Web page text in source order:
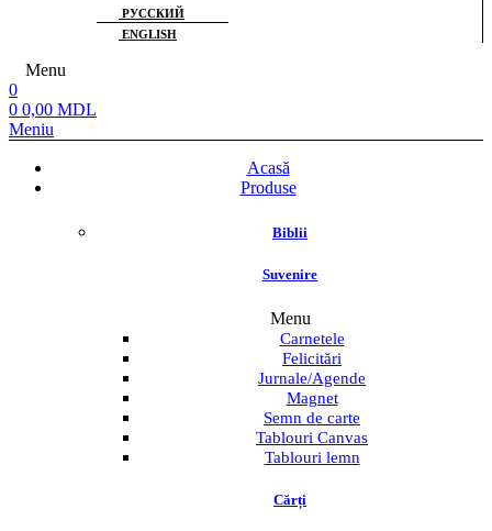
РУССКИЙ
ENGLISH
Menu
0
0 0,00 MDL
Meniu
Acasă
Produse
Biblii
Suvenire
Menu
Carnetele
Felicitări
Jurnale/Agende
Magnet
Semn de carte
Tablouri Canvas
Tablouri lemn
Cărți